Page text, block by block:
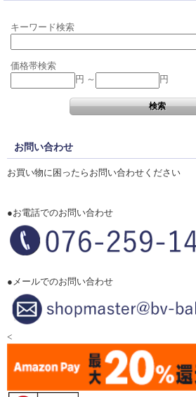
キーワード検索
価格帯検索
円 ～
円
お問い合わせ
お買い物に困ったらお問い合わせください
●お電話でのお問い合わせ
●メールでのお問い合わせ
<